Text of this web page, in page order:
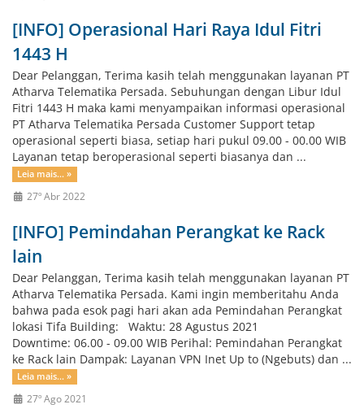
[INFO] Operasional Hari Raya Idul Fitri
1443 H
Dear Pelanggan, Terima kasih telah menggunakan layanan PT
Atharva Telematika Persada. Sebuhungan dengan Libur Idul
Fitri 1443 H maka kami menyampaikan informasi operasional
PT Atharva Telematika Persada Customer Support tetap
operasional seperti biasa, setiap hari pukul 09.00 - 00.00 WIB
Layanan tetap beroperasional seperti biasanya dan ...
Leia mais... »
27º Abr 2022
[INFO] Pemindahan Perangkat ke Rack
lain
Dear Pelanggan, Terima kasih telah menggunakan layanan PT
Atharva Telematika Persada. Kami ingin memberitahu Anda
bahwa pada esok pagi hari akan ada Pemindahan Perangkat
lokasi Tifa Building: Waktu: 28 Agustus 2021
Downtime: 06.00 - 09.00 WIB Perihal: Pemindahan Perangkat
ke Rack lain Dampak: Layanan VPN Inet Up to (Ngebuts) dan ...
Leia mais... »
27º Ago 2021